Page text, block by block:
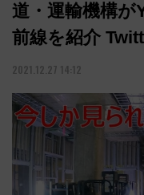
道・運輸機構が
前線を紹介
2021.12.27 14:12